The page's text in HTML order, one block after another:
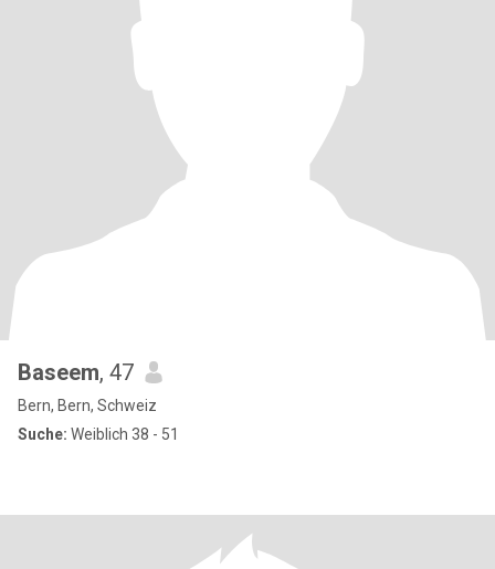
Baseem, 47
Bern, Bern, Schweiz
Suche: Weiblich 38 - 51